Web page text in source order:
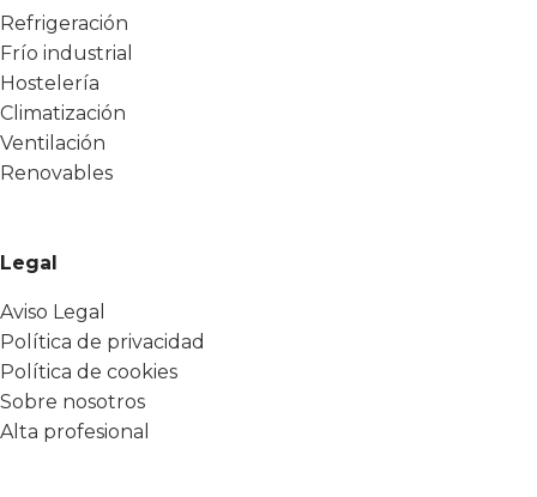
Refrigeración
Frío industrial
Hostelería
Climatización
Ventilación
Renovables
Legal
Aviso Legal
Política de privacidad
Política de cookies
Sobre nosotros
Alta profesional